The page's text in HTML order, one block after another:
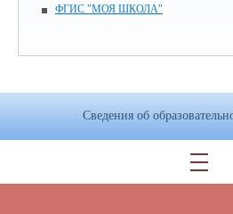
ФГИС "МОЯ ШКОЛА"
Сведения об